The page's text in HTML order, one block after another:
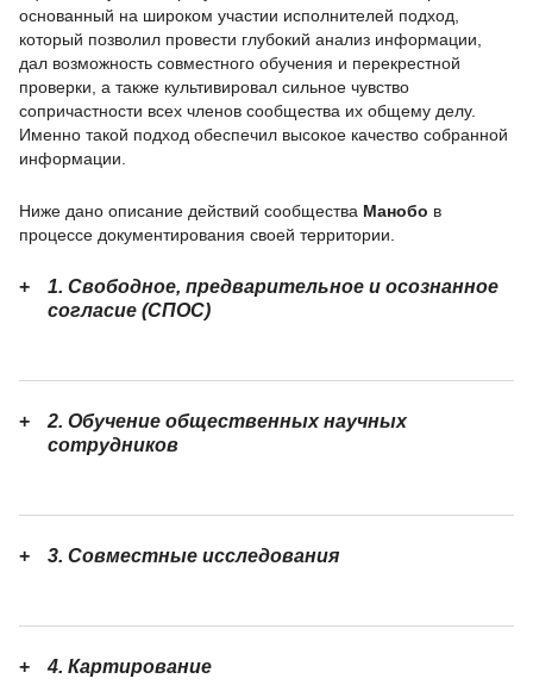
основанный на широком участии исполнителей подход,
который позволил провести глубокий анализ информации,
дал возможность совместного обучения и перекрестной
проверки, а также культивировал сильное чувство
сопричастности всех членов сообщества их общему делу.
Именно такой подход обеспечил высокое качество собранной
информации.
Ниже дано описание действий сообщества Манобо в
процессе документирования своей территории.
1. Свободное, предварительное и осознанное
согласие (СПОС)
2. Обучение общественных научных
сотрудников
3. Совместные исследования
4. Картирование